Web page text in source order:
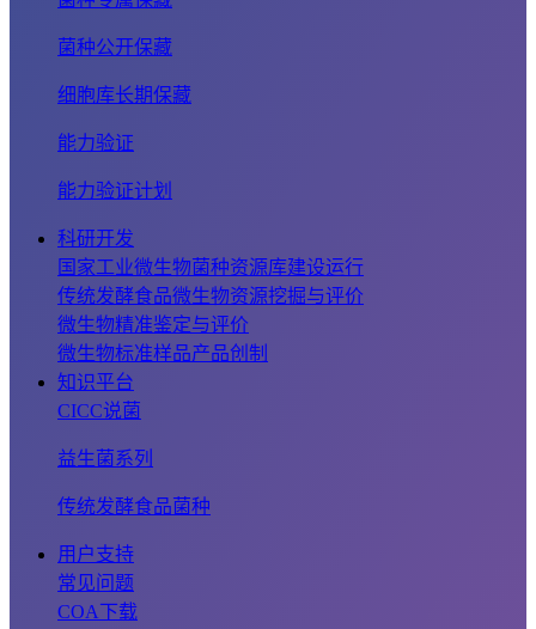
菌种公开保藏
细胞库长期保藏
能力验证
能力验证计划
科研开发
国家工业微生物菌种资源库建设运行
传统发酵食品微生物资源挖掘与评价
微生物精准鉴定与评价
微生物标准样品产品创制
知识平台
CICC说菌
益生菌系列
传统发酵食品菌种
用户支持
常见问题
COA下载